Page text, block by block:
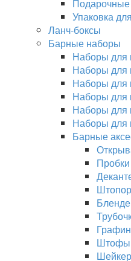
Упаковка
Ланч-боксы
Барные наборы
Наборы для
Наборы для
Наборы для
Наборы для
Наборы для
Наборы для
Барные
Штофы